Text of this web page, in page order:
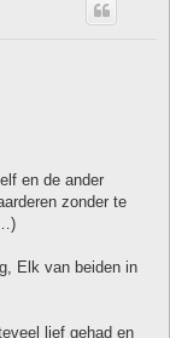
en de ander
zonder te
Elk van beiden in
lief gehad en